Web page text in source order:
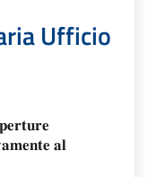
Ufficio
𝐚𝐥